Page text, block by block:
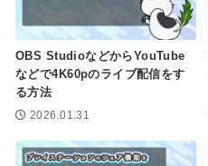
OBS StudioなどからYouTube
などで4K60pのライブ配信をす
る方法
2026.01.31